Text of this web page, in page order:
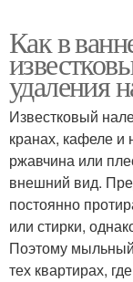
Как в
удаления
Известковый
кранах, кафеле и
ржавчина или
внешний вид.
постоянно
или стирки,
Поэтому
тех квартирах,